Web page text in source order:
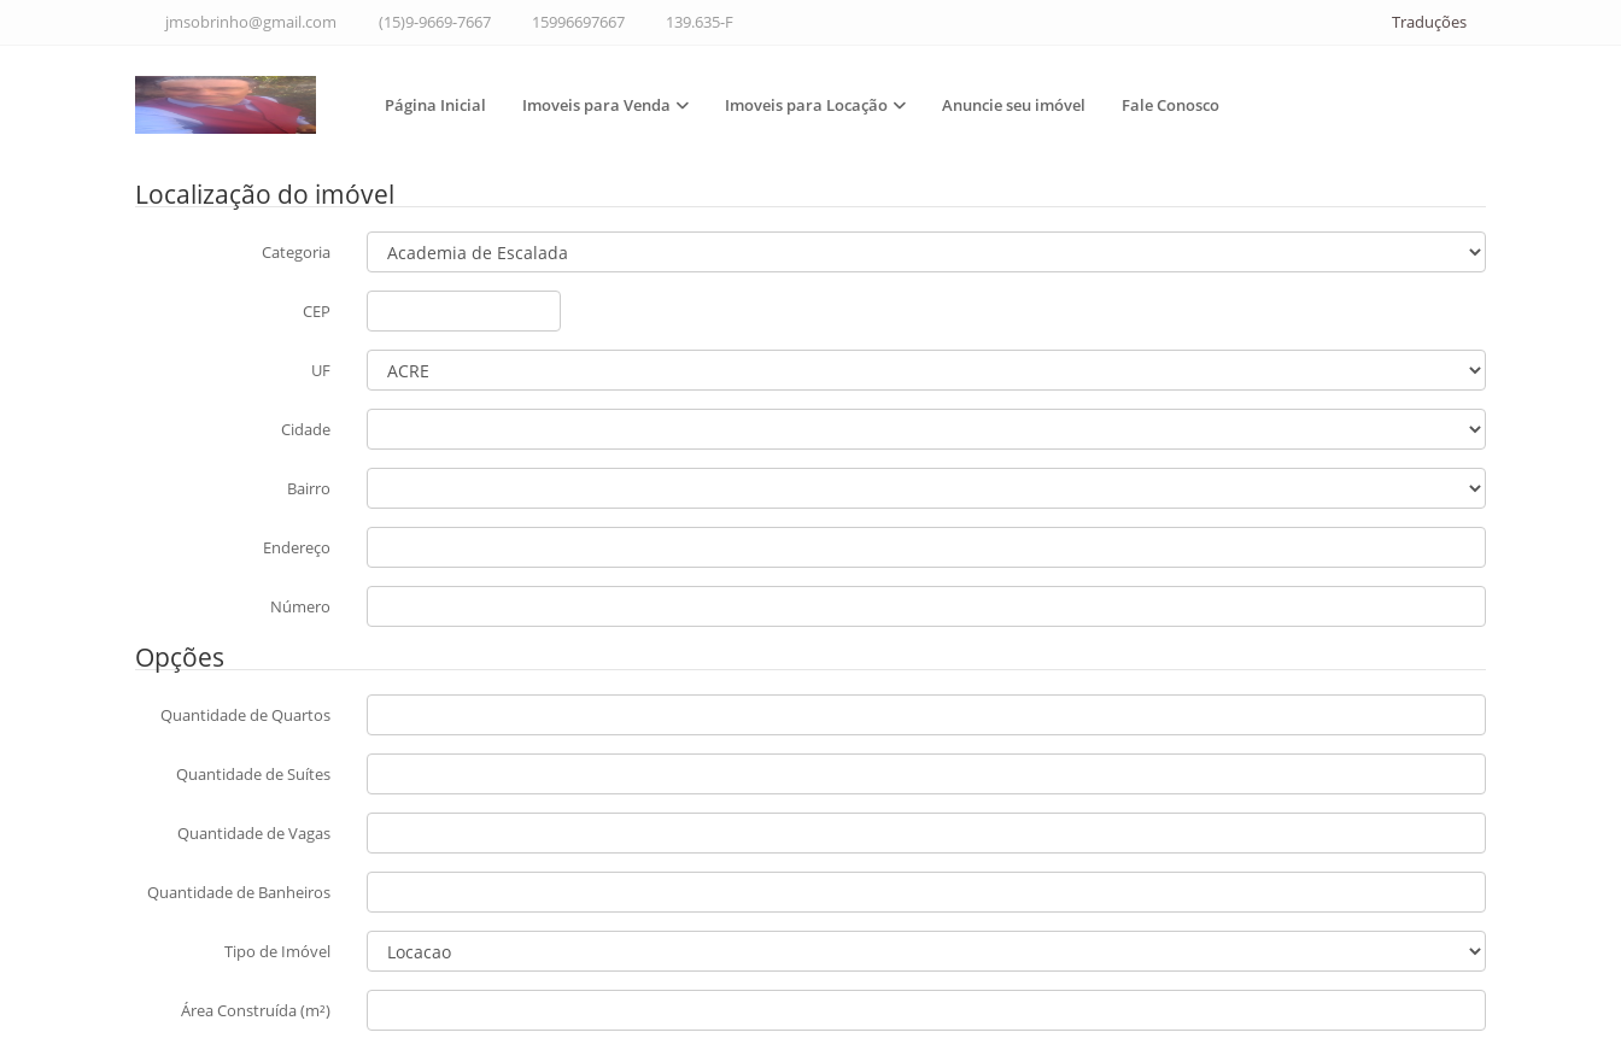
jmsobrinho@gmail.com (15)9-9669-7667 15996697667 139.635-F Traduções
Página Inicial Imoveis para Venda Imoveis para Locação Anuncie seu imóvel Fale Conosco
Localização do imóvel
Categoria
CEP
UF
Cidade
Bairro
Endereço
Número
Opções
Quantidade de Quartos
Quantidade de Suítes
Quantidade de Vagas
Quantidade de Banheiros
Tipo de Imóvel
Área Construída (m²)